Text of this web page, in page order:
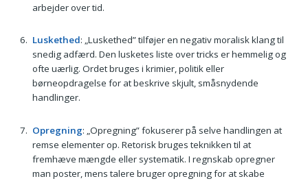
arbejder over tid.
Luskethed: „Luskethed” tilføjer en negativ moralisk klang til
snedig adfærd. Den lusketes liste over tricks er hemmelig og
ofte uærlig. Ordet bruges i krimier, politik eller
børneopdragelse for at beskrive skjult, småsnydende
handlinger.
Opregning: „Opregning” fokuserer på selve handlingen at
remse elementer op. Retorisk bruges teknikken til at
fremhæve mængde eller systematik. I regnskab opregner
man poster, mens talere bruger opregning for at skabe